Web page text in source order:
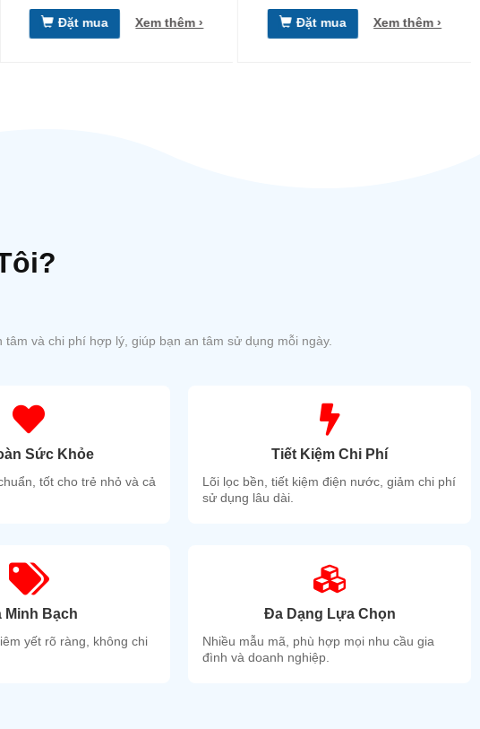
Đặt mua Xem thêm › Đặt mua Xem thêm ›
và chi phí hợp lý, giúp bạn an tâm sử dụng mỗi ngày.
Sức Khỏe
tốt cho trẻ nhỏ và cả
Tiết Kiệm Chi Phí
Lõi lọc bền, tiết kiệm điện nước, giảm chi phí
sử dụng lâu dài.
Minh Bạch
yết rõ ràng, không chi
Đa Dạng Lựa Chọn
Nhiều mẫu mã, phù hợp mọi nhu cầu gia
đình và doanh nghiệp.